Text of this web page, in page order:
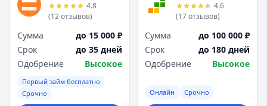
4.8
(12отзывов)
Сумма
до 15 000 ₽
Срок
до 35 дней
Одобрение
Высокое
Первый займ бесплатно
Срочно
4.6
(17отзывов)
Сумма
до 100 000 ₽
Срок
до 180 дней
Одобрение
Высокое
Онлайн Срочно